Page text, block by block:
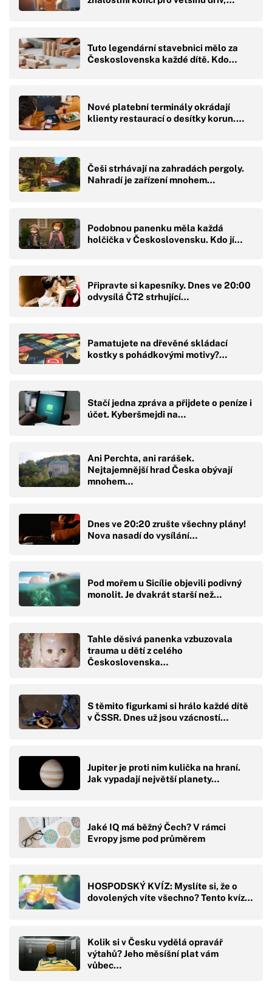
Tuto legendární stavebnici mělo za
Československa každé dítě. Kdo…
Nové platební terminály okrádají
klienty restaurací o desítky korun.…
Češi strhávají na zahradách pergoly.
Nahradí je zařízení mnohem…
Podobnou panenku měla každá
holčička v Československu. Kdo jí…
Připravte si kapesníky. Dnes ve 20:00
odvysílá ČT2 strhující…
Pamatujete na dřevěné skládací
kostky s pohádkovými motivy?…
Stačí jedna zpráva a přijdete o peníze i
účet. Kyberšmejdi na…
Ani Perchta, ani rarášek.
Nejtajemnější hrad Česka obývají
mnohem…
Dnes ve 20:20 zrušte všechny plány!
Nova nasadí do vysílání…
Pod mořem u Sicílie objevili podivný
monolit. Je dvakrát starší než…
Tahle děsivá panenka vzbuzovala
trauma u dětí z celého
Československa…
S těmito figurkami si hrálo každé dítě
v ČSSR. Dnes už jsou vzácností…
Jupiter je proti nim kulička na hraní.
Jak vypadají největší planety…
Jaké IQ má běžný Čech? V rámci
Evropy jsme pod průměrem
HOSPODSKÝ KVÍZ: Myslíte si, že o
dovolených víte všechno? Tento kvíz…
Kolik si v Česku vydělá opravář
výtahů? Jeho měsíšní plat vám
vůbec…